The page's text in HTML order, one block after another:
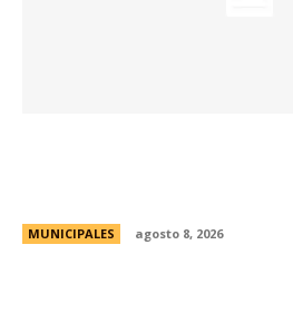
MUNICIPALES agosto 8, 2026